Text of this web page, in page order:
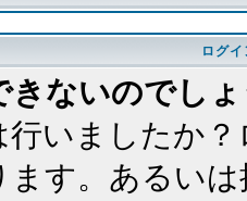
ログ
きないのでし
行いましたか
ます。あるい